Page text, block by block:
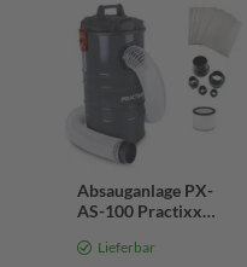
Absauganlage PX-
AS-100 Practixx
Luftleistung 215
Lieferbar